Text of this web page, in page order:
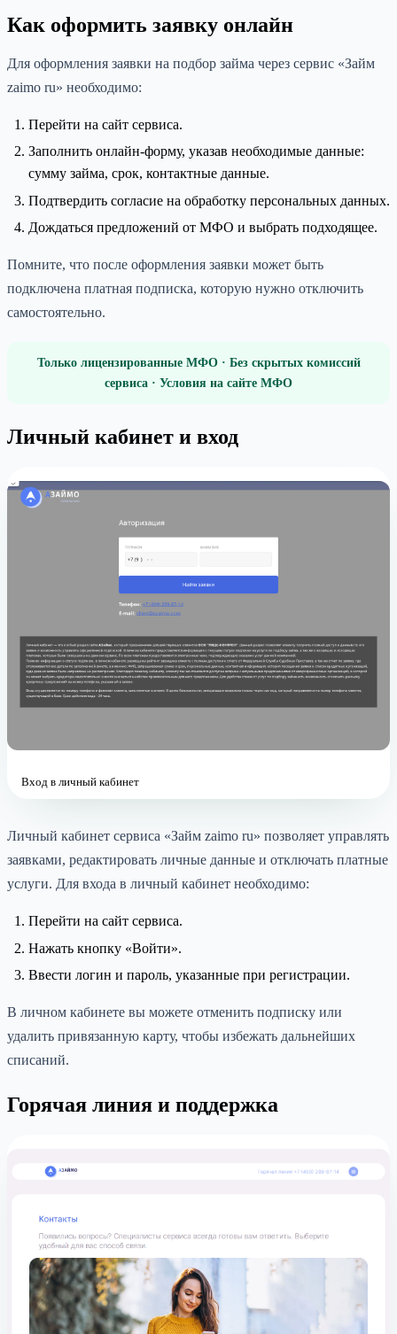
Как оформить заявку онлайн
Для оформления заявки на подбор займа через сервис «Займ
zaimo ru» необходимо:
Перейти на сайт сервиса.
Заполнить онлайн-форму, указав необходимые данные:
сумму займа, срок, контактные данные.
Подтвердить согласие на обработку персональных данных.
Дождаться предложений от МФО и выбрать подходящее.
Помните, что после оформления заявки может быть
подключена платная подписка, которую нужно отключить
самостоятельно.
Только лицензированные МФО · Без скрытых комиссий
сервиса · Условия на сайте МФО
Личный кабинет и вход
Вход в личный кабинет
Личный кабинет сервиса «Займ zaimo ru» позволяет управлять
заявками, редактировать личные данные и отключать платные
услуги. Для входа в личный кабинет необходимо:
Перейти на сайт сервиса.
Нажать кнопку «Войти».
Ввести логин и пароль, указанные при регистрации.
В личном кабинете вы можете отменить подписку или
удалить привязанную карту, чтобы избежать дальнейших
списаний.
Горячая линия и поддержка